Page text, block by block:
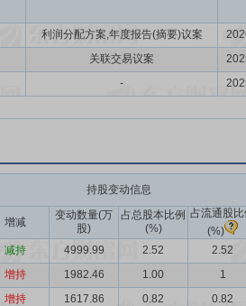
利润分配方案,年度报告(摘要)议案
关联交易议案
-
持股变动信息
增减
变动数量(万
股)
占总股本比例
(%)
占流通股
(%)
减持 4999.99 2.52
2.52
增持 1982.46 1.00
1
增持 1617.86 0.82 0.82